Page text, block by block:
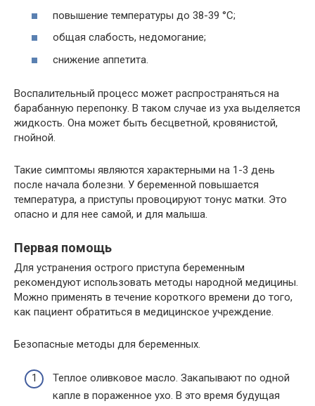
повышение температуры до 38-39 °С;
общая слабость, недомогание;
снижение аппетита.
Воспалительный процесс может распространяться на
барабанную перепонку. В таком случае из уха выделяется
жидкость. Она может быть бесцветной, кровянистой,
гнойной.
Такие симптомы являются характерными на 1-3 день
после начала болезни. У беременной повышается
температура, а приступы провоцируют тонус матки. Это
опасно и для нее самой, и для малыша.
Первая помощь
Для устранения острого приступа беременным
рекомендуют использовать методы народной медицины.
Можно применять в течение короткого времени до того,
как пациент обратиться в медицинское учреждение.
Безопасные методы для беременных.
Теплое оливковое масло. Закапывают по одной
капле в пораженное ухо. В это время будущая